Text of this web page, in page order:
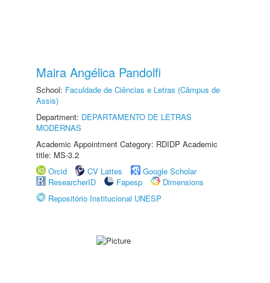
Maira Angélica Pandolfi
School: Faculdade de Ciências e Letras (Câmpus de
Assis)
Department: DEPARTAMENTO DE LETRAS
MODERNAS
Academic Appointment Category: RDIDP Academic
title: MS-3.2
Orcid
CV Lattes
Google Scholar
ResearcherID
Fapesp
Dimensions
Repositório Institucional UNESP